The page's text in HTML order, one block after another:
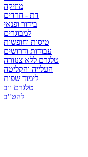
מוזיקה
דת - חרדים
בידור ופנאי
למבוגרים
טיסות וחופשות
עבודות ודרושים
טלגרם ללא צנזורה
העלייה והקליטה
לימוד שפות
טלגרם ווב
להט"ב